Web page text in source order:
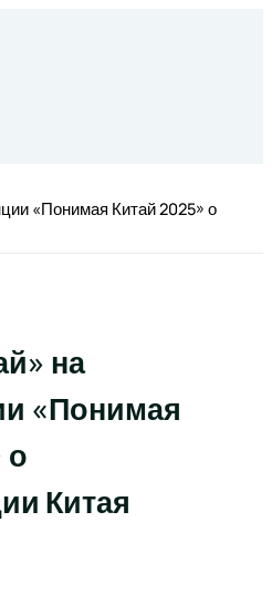
«Понимая Китай 2025» о
на
«Понимая
о
Китая